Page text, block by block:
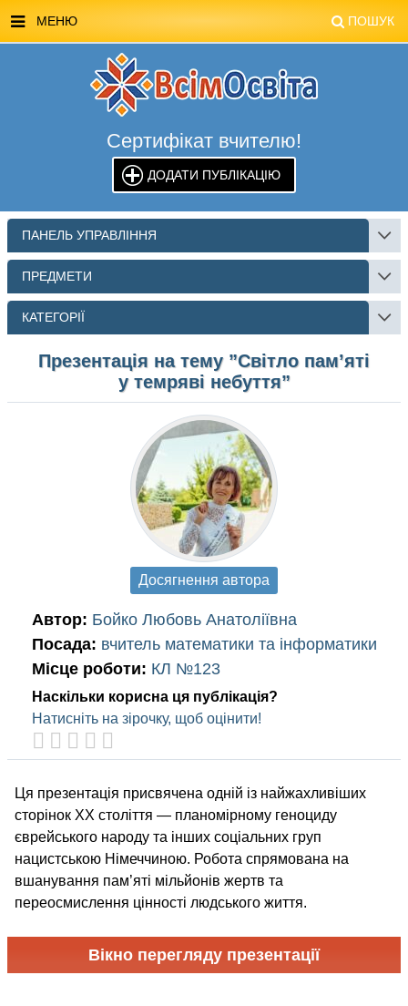
МЕНЮ ПОШУК
МАГАЗИН ВСІМОСВІТА
СТЕНДИ ВСІМОСВІТА
РЕКЛАМА НА САЙТІ
КОНТАКТИ
ПОШУК
Сертифікат вчителю!
ДОДАТИ ПУБЛІКАЦІЮ
ПАНЕЛЬ УПРАВЛІННЯ
ПРЕДМЕТИ
КАТЕГОРІЇ
Презентація на тему ”Світло пам’яті
у темряві небуття”
Автор: Бойко Любовь Анатоліївна
Посада: вчитель математики та інформатики
Місце роботи: КЛ №123
Наскільки корисна ця публікація?
Натисніть на зірочку, щоб оцінити!
Досягнення автора
Ця презентація присвячена одній із найжахливіших
сторінок ХХ століття — планомірному геноциду
єврейського народу та інших соціальних груп
нацистською Німеччиною. Робота спрямована на
вшанування пам’яті мільйонів жертв та
переосмислення цінності людського життя.
Вікно перегляду презентації